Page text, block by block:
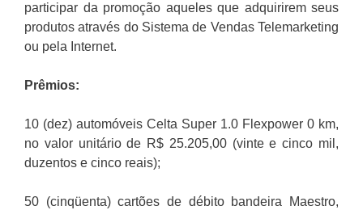
participar da promoção aqueles que adquirirem seus
produtos através do Sistema de Vendas Telemarketing
ou pela Internet.
Prêmios:
10 (dez) automóveis Celta Super 1.0 Flexpower 0 km,
no valor unitário de R$ 25.205,00 (vinte e cinco mil,
duzentos e cinco reais);
50 (cinqüenta) cartões de débito bandeira Maestro,